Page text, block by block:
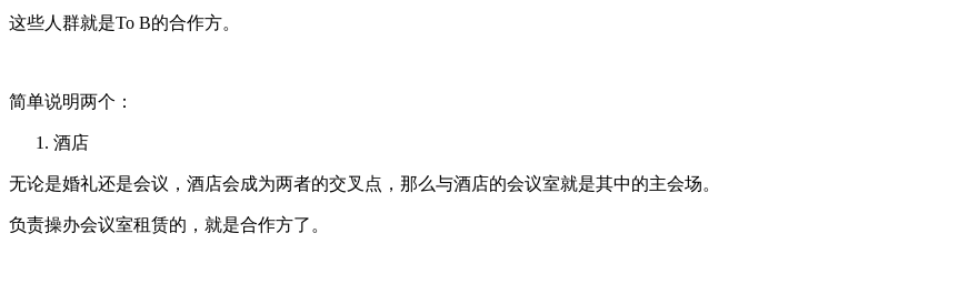
这些人群就是To B的合作方。
简单说明两个：
酒店
无论是婚礼还是会议，酒店会成为两者的交叉点，那么与酒店的会议室就是其中的主会场。
负责操办会议室租赁的，就是合作方了。